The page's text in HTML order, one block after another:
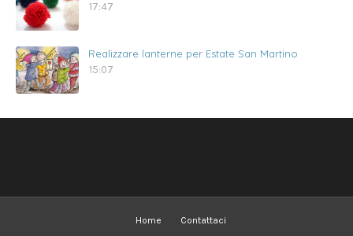
17:47
Realizzare lanterne per Estate San Martino
15:07
Home Contattaci